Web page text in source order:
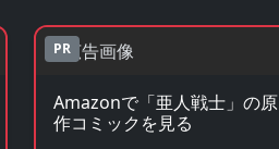
PR
Amazonで「亜人戦士」の原
作コミックを見る